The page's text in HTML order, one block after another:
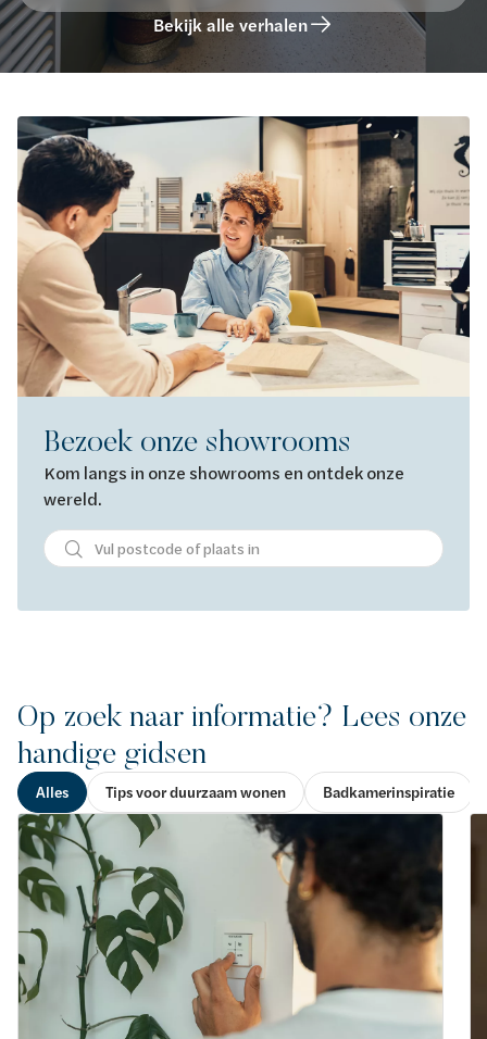
Bekijk alle verhalen
Bezoek onze showrooms
Kom langs in onze showrooms en ontdek onze
wereld.
Op zoek naar informatie? Lees onze
handige gidsen
Alles Tips voor duurzaam wonen Badkamerinspiratie